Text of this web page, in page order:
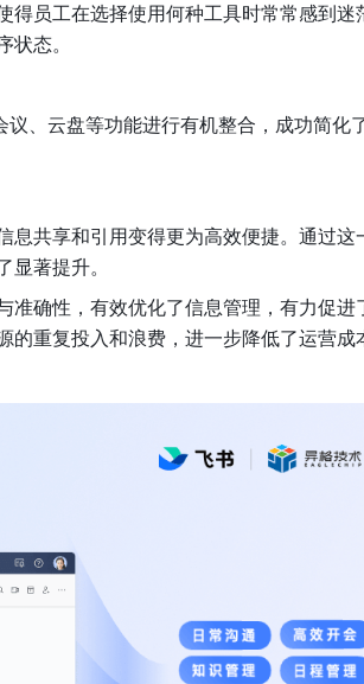
得员工在选择使用何种工具时常常感到迷
态。
、云盘等功能进行有机整合，成功简化
息共享和引用变得更为高效便捷。通过这
著提升。
准确性，有效优化了信息管理，有力促进
重复投入和浪费，进一步降低了运营成